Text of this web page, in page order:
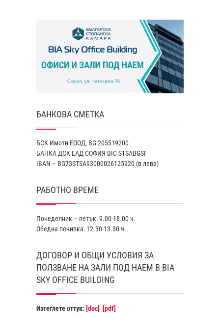
БАНКОВА СМЕТКА
БСК Имоти ЕООД, BG 205519200
БАНКА ДСК EАД СОФИЯ BIC STSABGSF
IBAN – BG73STSA93000026125920 (в лева)
РАБОТНО ВРЕМЕ
Понеделник – петък: 9.00-18.00 ч.
Обедна почивка: 12.30-13.30 ч.
ДОГОВОР И ОБЩИ УСЛОВИЯ ЗА
ПОЛЗВАНЕ НА ЗАЛИ ПОД НАЕМ В BIA
SKY OFFICE BUILDING
Изтеглете оттук: [doc] [pdf]